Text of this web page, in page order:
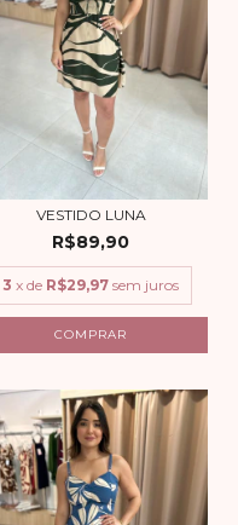
VESTIDO LUNA
R$89,90
3 x de R$29,97 sem juros
COMPRAR